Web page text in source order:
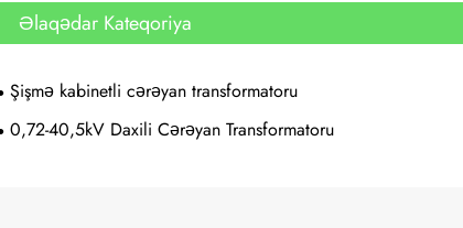
Əlaqədar Kateqoriya
Şişmə kabinetli cərəyan transformatoru
0,72-40,5kV Daxili Cərəyan Transformatoru